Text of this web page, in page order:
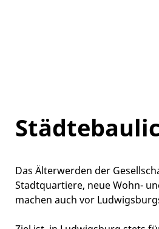
Das Älterwerden der
Stadtquartiere, neue Wohn-
machen auch vor